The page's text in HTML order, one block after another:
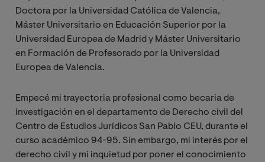
Doctora por la Universidad Católica de Valencia,
Máster Universitario en Educación Superior por la
Universidad Europea de Madrid y Máster Universitario
en Formación de Profesorado por la Universidad
Europea de Valencia.
Empecé mi trayectoria profesional como becaria de
investigación en el departamento de Derecho civil del
Centro de Estudios Jurídicos San Pablo CEU, durante el
curso académico 94-95. Sin embargo, mi interés por el
derecho civil y mi inquietud por poner el conocimiento